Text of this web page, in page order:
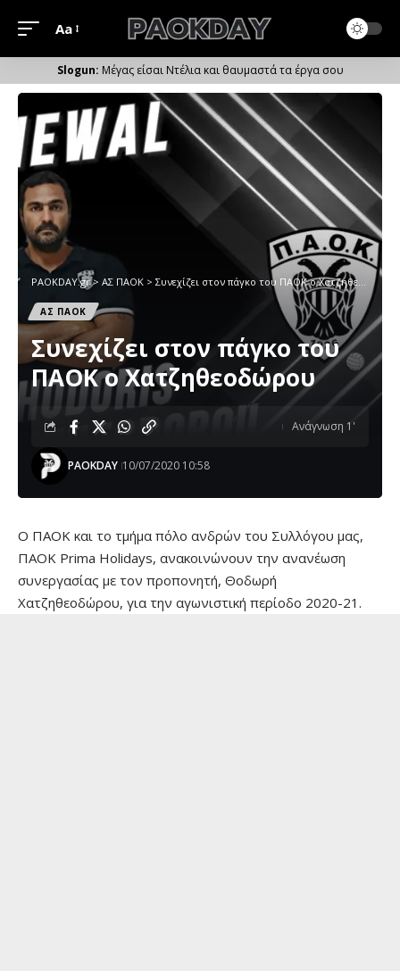
Μέγεθος
Γραμματοσειράς
Aa
Μέγας είσαι Ντέλια και θαυμαστά τα έργα σου
PAOKDAY.gr> ΑΣ ΠΑΟΚ > Συνεχίζει στον πάγκο του ΠΑΟΚ ο Χατζηθεοδώρου
ΑΣ ΠΑΟΚ
Συνεχίζει στον πάγκο του
ΠΑΟΚ ο Χατζηθεοδώρου
PAOKDAY 10/07/2020 10:58
Ανάγνωση 1'
Ο ΠΑΟΚ και το τμήμα πόλο ανδρών του Συλλόγου μας,
ΠΑΟΚ Prima Holidays, ανακοινώνουν την ανανέωση
συνεργασίας με τον προπονητή, Θοδωρή
Χατζηθεοδώρου, για την αγωνιστική περίοδο 2020-21.